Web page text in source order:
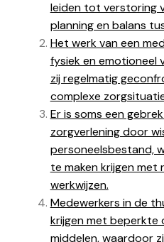
leiden tot verstoring
planning en balans
Het werk van een
fysiek en emotioneel
zij regelmatig
complexe
Er is soms een
zorgverlening door
personeelsbestand,
te maken krijgen met
werkwijzen.
Medewerkers in de
krijgen met beperkte
middelen, waardoor